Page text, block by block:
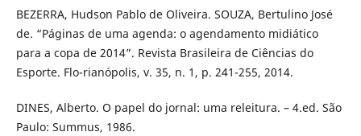
BEZERRA, Hudson Pablo de Oliveira. SOUZA, Bertulino José
de. “Páginas de uma agenda: o agendamento midiático
para a copa de 2014”. Revista Brasileira de Ciências do
Esporte. Flo-rianópolis, v. 35, n. 1, p. 241-255, 2014.
DINES, Alberto. O papel do jornal: uma releitura. – 4.ed. São
Paulo: Summus, 1986.